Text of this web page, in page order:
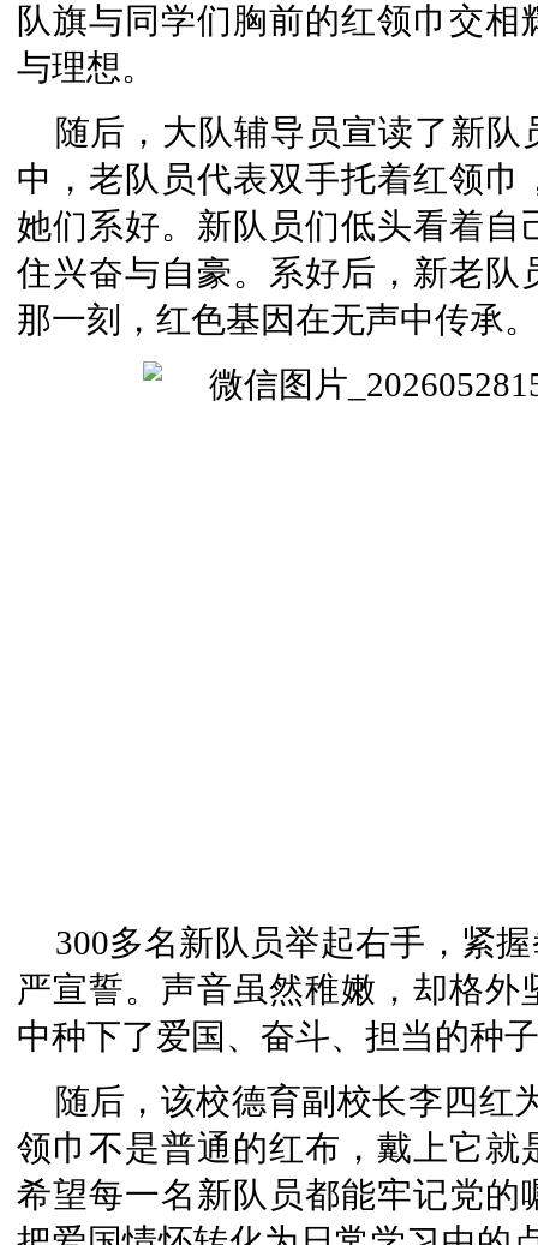
队旗与同学们胸前的红领巾交
与理想。
随后，大队辅导员宣读了新
中，老队员代表双手托着红领
她们系好。新队员们低头看着
住兴奋与自豪。系好后，新老
那一刻，红色基因在无声中传承。
300多名新队员举起右手，紧
严宣誓。声音虽然稚嫩，却格
中种下了爱国、奋斗、担当的种
随后，该校德育副校长李四红
领巾不是普通的红布，戴上它
希望每一名新队员都能牢记党